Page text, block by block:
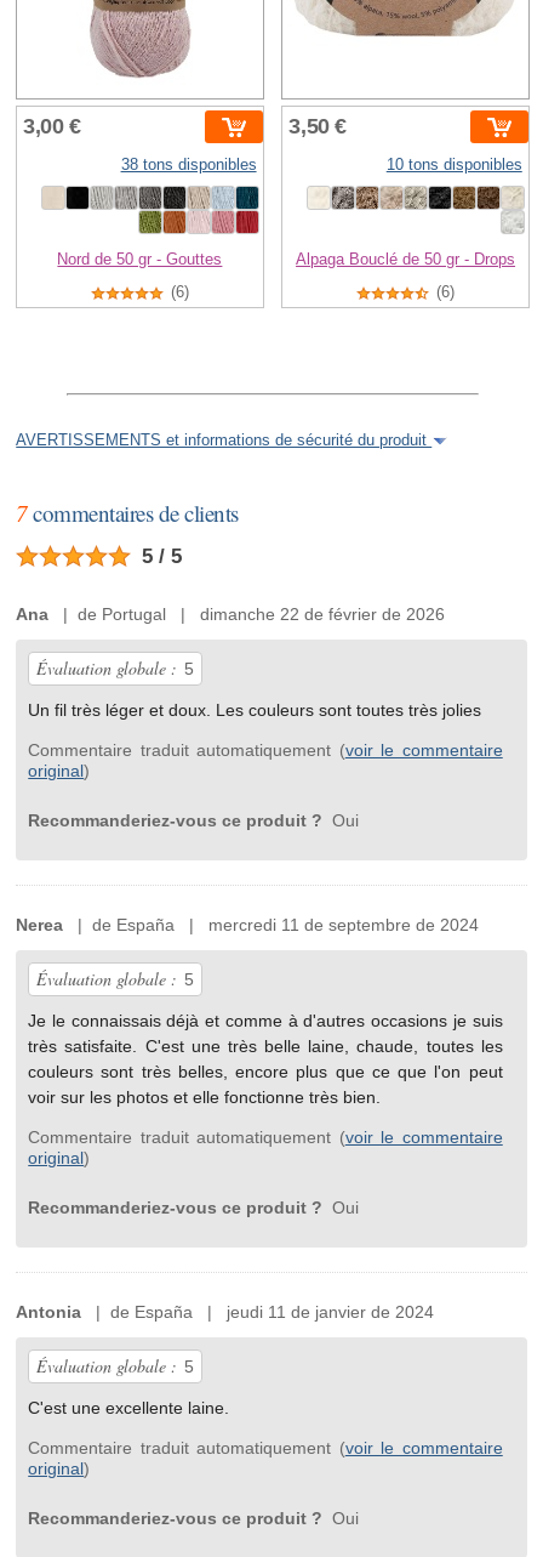
3,00 €
38 tons disponibles
Nord de 50 gr - Gouttes
(6)
3,50 €
10 tons disponibles
Alpaga Bouclé de 50 gr - Drops
(6)
AVERTISSEMENTS et informations de sécurité du produit
7commentaires de clients
5 / 5
Ana | de Portugal | dimanche 22 de février de 2026
Évaluation globale : 5
Un fil très léger et doux. Les couleurs sont toutes très jolies
Commentaire traduit automatiquement (voir le commentaire
original)
Recommanderiez-vous ce produit ? Oui
Nerea | de España | mercredi 11 de septembre de 2024
Évaluation globale : 5
Je le connaissais déjà et comme à d'autres occasions je suis
très satisfaite. C'est une très belle laine, chaude, toutes les
couleurs sont très belles, encore plus que ce que l'on peut
voir sur les photos et elle fonctionne très bien.
Commentaire traduit automatiquement (voir le commentaire
original)
Recommanderiez-vous ce produit ? Oui
Antonia | de España | jeudi 11 de janvier de 2024
Évaluation globale : 5
C'est une excellente laine.
Commentaire traduit automatiquement (voir le commentaire
original)
Recommanderiez-vous ce produit ? Oui